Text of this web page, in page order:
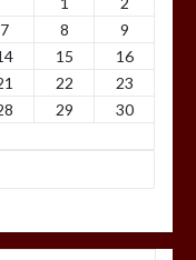
7 8
9
15
16
22
23
29
30